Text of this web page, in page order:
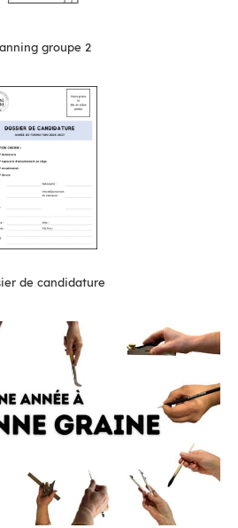
groupe 2
de candidature